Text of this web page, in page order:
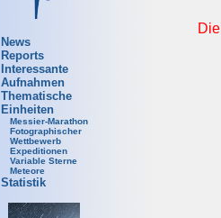
News
Reports
Interessante
Aufnahmen
Thematische
Einheiten
Messier-Marathon
Fotographischer
Wettbewerb
Expeditionen
Variable Sterne
Meteore
Statistik